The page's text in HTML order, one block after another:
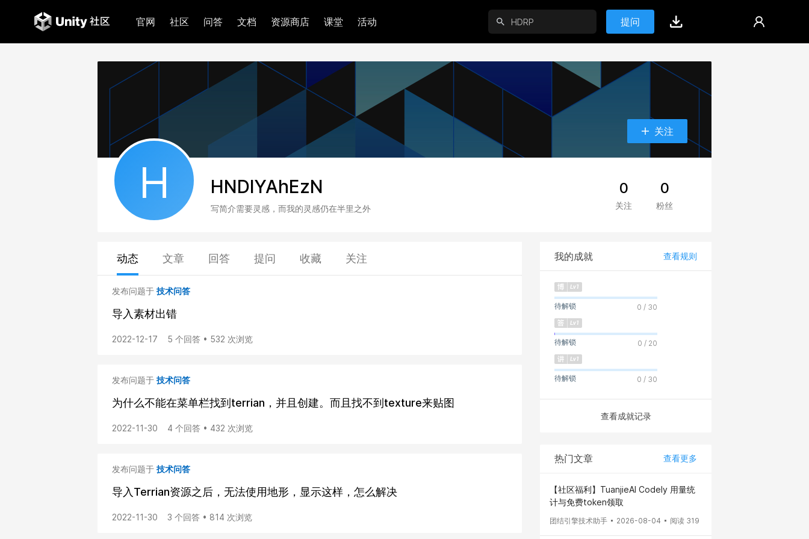
官网 社区 问答 文档 资源商店 课堂 活动 提问
关注
H HNDlYAhEzN
写简介需要灵感，而我的灵感仍在半里之外
0
关注
0
粉丝
动态 文章 回答 提问 收藏 关注
发布问题于 技术问答
导入素材出错
2022-12-17 5 个回答 • 532 次浏览
发布问题于 技术问答
为什么不能在菜单栏找到terrian，并且创建。而且找不到texture来贴图
2022-11-30 4 个回答 • 432 次浏览
发布问题于 技术问答
导入Terrian资源之后，无法使用地形，显示这样，怎么解决
2022-11-30 3 个回答 • 814 次浏览
我的成就 查看规则
待解锁 0 / 30
待解锁 0 / 20
待解锁 0 / 30
查看成就记录
热门文章 查看更多
【社区福利】TuanjieAI Codely 用量统
计与免费token领取
团结引擎技术助手 2026-08-04 阅读 319